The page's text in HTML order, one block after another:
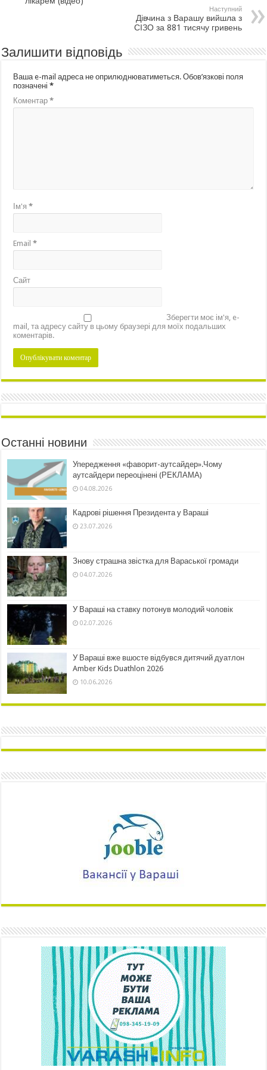
Наступний
Дівчина з Варашу вийшла з
СІЗО за 881 тисячу гривень
Залишити відповідь
Ваша e-mail адреса не оприлюднюватиметься. Обов’язкові поля
позначені*
Коментар*
Ім'я*
Email*
Сайт
Зберегти моє ім'я, e-
mail, та адресу сайту в цьому браузері для моїх подальших
коментарів.
Останні новини
Упередження «фаворит-аутсайдер».Чому
аутсайдери переоцінені (РЕКЛАМА)
04.08.2026
Кадрові рішення Президента у Вараші
23.07.2026
Знову страшна звістка для Вараської громади
04.07.2026
У Вараші на ставку потонув молодий чоловік
02.07.2026
У Вараші вже вшосте відбувся дитячий дуатлон
Amber Kids Duathlon 2026
10.06.2026